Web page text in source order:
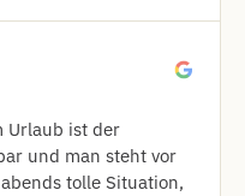
Urlaub ist der
und man steht vor
tolle Situation,